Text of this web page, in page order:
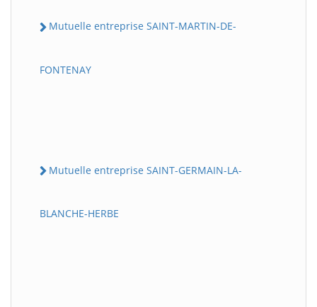
Mutuelle entreprise SAINT-MARTIN-DE-
FONTENAY
Mutuelle entreprise SAINT-GERMAIN-LA-
BLANCHE-HERBE